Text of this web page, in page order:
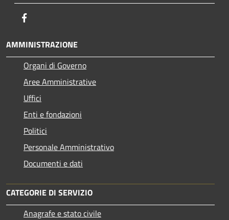
AMMINISTRAZIONE
Organi di Governo
Aree Amministrative
Uffici
Enti e fondazioni
Politici
Personale Amministrativo
Documenti e dati
CATEGORIE DI SERVIZIO
Anagrafe e stato civile